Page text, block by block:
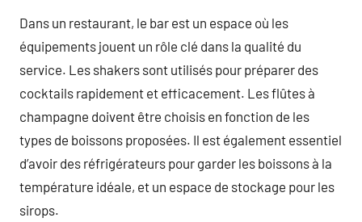
Dans un restaurant, le bar est un espace où les
équipements jouent un rôle clé dans la qualité du
service. Les shakers sont utilisés pour préparer des
cocktails rapidement et efficacement. Les flûtes à
champagne doivent être choisis en fonction de les
types de boissons proposées. Il est également essentiel
d’avoir des réfrigérateurs pour garder les boissons à la
température idéale, et un espace de stockage pour les
sirops.